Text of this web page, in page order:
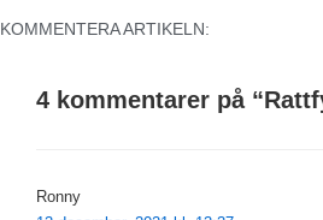
KOMMENTERA ARTIKELN:
4 kommentarer på “
Ronny